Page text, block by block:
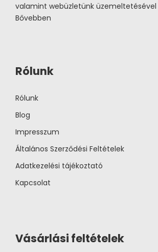
valamint webüzletünk üzemeltetésével
Bővebben
Rólunk
Rólunk
Blog
Impresszum
Általános Szerződési Feltételek
Adatkezelési tájékoztató
Kapcsolat
Vásárlási feltételek